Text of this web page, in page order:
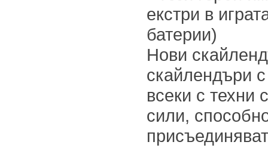
екстри в
батерии)
Нови
скайлендъри
всеки с техни
сили,